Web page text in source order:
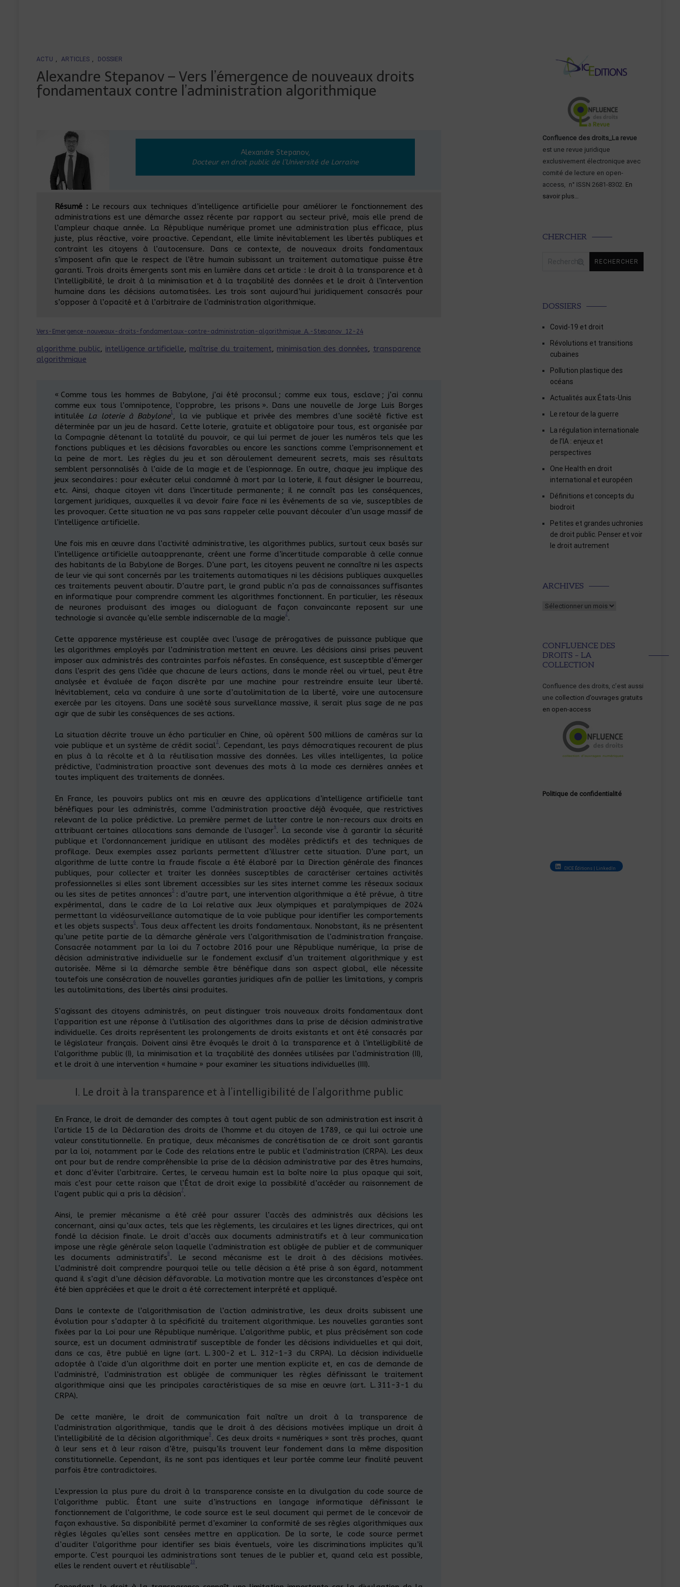
ACTU ARTICLES DOSSIER
Alexandre Stepanov – Vers l’émergence de nouveaux droits
fondamentaux contre l’administration algorithmique
Alexandre Stepanov,
Docteur en droit public de l’Université de Lorraine
Résumé :Le recours aux techniques d’intelligence artificielle pour améliorer le fonctionnement des
administrations est une démarche assez récente par rapport au secteur privé, mais elle prend de
l’ampleur chaque année. La République numérique promet une administration plus efficace, plus
juste, plus réactive, voire proactive. Cependant, elle limite inévitablement les libertés publiques et
contraint les citoyens à l’autocensure. Dans ce contexte, de nouveaux droits fondamentaux
s’imposent afin que le respect de l’être humain subissant un traitement automatique puisse être
garanti. Trois droits émergents sont mis en lumière dans cet article : le droit à la transparence et à
l’intelligibilité, le droit à la minimisation et à la traçabilité des données et le droit à l’intervention
humaine dans les décisions automatisées. Les trois sont aujourd’hui juridiquement consacrés pour
s’opposer à l’opacité et à l’arbitraire de l’administration algorithmique.
Vers-Emergence-nouveaux-droits-fondamentaux-contre-administration-algorithmique_A.-Stepanov_12-24
algorithme public, intelligence artificielle, maîtrise du traitement, minimisation des données, transparence
algorithmique
« Comme tous les hommes de Babylone, j’ai été proconsul ; comme eux tous, esclave ; j’ai connu
comme eux tous l’omnipotence, l’opprobre, les prisons ». Dans une nouvelle de Jorge Luis Borges
intitulée La loterie à Babylone1 , la vie publique et privée des membres d’une société fictive est
déterminée par un jeu de hasard. Cette loterie, gratuite et obligatoire pour tous, est organisée par
la Compagnie détenant la totalité du pouvoir, ce qui lui permet de jouer les numéros tels que les
fonctions publiques et les décisions favorables ou encore les sanctions comme l’emprisonnement et
la peine de mort. Les règles du jeu et son déroulement demeurent secrets, mais ses résultats
semblent personnalisés à l’aide de la magie et de l’espionnage. En outre, chaque jeu implique des
jeux secondaires : pour exécuter celui condamné à mort par la loterie, il faut désigner le bourreau,
etc. Ainsi, chaque citoyen vit dans l’incertitude permanente ; il ne connaît pas les conséquences,
largement juridiques, auxquelles il va devoir faire face ni les événements de sa vie, susceptibles de
les provoquer. Cette situation ne va pas sans rappeler celle pouvant découler d’un usage massif de
l’intelligence artificielle.
Une fois mis en œuvre dans l’activité administrative, les algorithmes publics, surtout ceux basés sur
l’intelligence artificielle autoapprenante, créent une forme d’incertitude comparable à celle connue
des habitants de la Babylone de Borges. D’une part, les citoyens peuvent ne connaître ni les aspects
de leur vie qui sont concernés par les traitements automatiques ni les décisions publiques auxquelles
ces traitements peuvent aboutir. D’autre part, le grand public n’a pas de connaissances suffisantes
en informatique pour comprendre comment les algorithmes fonctionnent. En particulier, les réseaux
de neurones produisant des images ou dialoguant de façon convaincante reposent sur une
technologie si avancée qu’elle semble indiscernable de la magie 2.
Cette apparence mystérieuse est couplée avec l’usage de prérogatives de puissance publique que
les algorithmes employés par l’administration mettent en œuvre. Les décisions ainsi prises peuvent
imposer aux administrés des contraintes parfois néfastes. En conséquence, est susceptible d’émerger
dans l’esprit des gens l’idée que chacune de leurs actions, dans le monde réel ou virtuel, peut être
analysée et évaluée de façon discrète par une machine pour restreindre ensuite leur liberté.
Inévitablement, cela va conduire à une sorte d’autolimitation de la liberté, voire une autocensure
exercée par les citoyens. Dans une société sous surveillance massive, il serait plus sage de ne pas
agir que de subir les conséquences de ses actions.
La situation décrite trouve un écho particulier en Chine, où opèrent 500 millions de caméras sur la
voie publique et un système de crédit social3 . Cependant, les pays démocratiques recourent de plus
en plus à la récolte et à la réutilisation massive des données. Les villes intelligentes, la police
prédictive, l’administration proactive sont devenues des mots à la mode ces dernières années et
toutes impliquent des traitements de données.
En France, les pouvoirs publics ont mis en œuvre des applications d’intelligence artificielle tant
bénéfiques pour les administrés, comme l’administration proactive déjà évoquée, que restrictives
relevant de la police prédictive. La première permet de lutter contre le non-recours aux droits en
attribuant certaines allocations sans demande de l’usager4 . La seconde vise à garantir la sécurité
publique et l’ordonnancement juridique en utilisant des modèles prédictifs et des techniques de
profilage. Deux exemples assez parlants permettent d’illustrer cette situation. D’une part, un
algorithme de lutte contre la fraude fiscale a été élaboré par la Direction générale des finances
publiques, pour collecter et traiter les données susceptibles de caractériser certaines activités
professionnelles si elles sont librement accessibles sur les sites internet comme les réseaux sociaux
ou les sites de petites annonces 5: d’autre part, une intervention algorithmique a été prévue, à titre
expérimental, dans le cadre de la Loi relative aux Jeux olympiques et paralympiques de 2024
permettant la vidéosurveillance automatique de la voie publique pour identifier les comportements
et les objets suspects6. Tous deux affectent les droits fondamentaux. Nonobstant, ils ne présentent
qu’une petite partie de la démarche générale vers l’algorithmisation de l’administration française.
Consacrée notamment par la loi du 7 octobre 2016 pour une République numérique, la prise de
décision administrative individuelle sur le fondement exclusif d’un traitement algorithmique y est
autorisée. Même si la démarche semble être bénéfique dans son aspect global, elle nécessite
toutefois une consécration de nouvelles garanties juridiques afin de pallier les limitations, y compris
les autolimitations, des libertés ainsi produites.
S’agissant des citoyens administrés, on peut distinguer trois nouveaux droits fondamentaux dont
l’apparition est une réponse à l’utilisation des algorithmes dans la prise de décision administrative
individuelle. Ces droits représentent les prolongements de droits existants et ont été consacrés par
le législateur français. Doivent ainsi être évoqués le droit à la transparence et à l’intelligibilité de
l’algorithme public (I), la minimisation et la traçabilité des données utilisées par l’administration (II),
et le droit à une intervention « humaine » pour examiner les situations individuelles (III).
I. Le droit à la transparence et à l’intelligibilité de l’algorithme public
En France, le droit de demander des comptes à tout agent public de son administration est inscrit à
l’article 15 de la Déclaration des droits de l’homme et du citoyen de 1789, ce qui lui octroie une
valeur constitutionnelle. En pratique, deux mécanismes de concrétisation de ce droit sont garantis
par la loi, notamment par le Code des relations entre le public et l’administration (CRPA). Les deux
ont pour but de rendre compréhensible la prise de la décision administrative par des êtres humains,
et donc d’éviter l’arbitraire. Certes, le cerveau humain est la boîte noire la plus opaque qui soit,
mais c’est pour cette raison que l’État de droit exige la possibilité d’accéder au raisonnement de
l’agent public qui a pris la décision 7.
Ainsi, le premier mécanisme a été créé pour assurer l’accès des administrés aux décisions les
concernant, ainsi qu’aux actes, tels que les règlements, les circulaires et les lignes directrices, qui ont
fondé la décision finale. Le droit d’accès aux documents administratifs et à leur communication
impose une règle générale selon laquelle l’administration est obligée de publier et de communiquer
les documents administratifs8. Le second mécanisme est le droit à des décisions motivées.
L’administré doit comprendre pourquoi telle ou telle décision a été prise à son égard, notamment
quand il s’agit d’une décision défavorable. La motivation montre que les circonstances d’espèce ont
été bien appréciées et que le droit a été correctement interprété et appliqué.
Dans le contexte de l’algorithmisation de l’action administrative, les deux droits subissent une
évolution pour s’adapter à la spécificité du traitement algorithmique. Les nouvelles garanties sont
fixées par la Loi pour une République numérique. L’algorithme public, et plus précisément son code
source, est un document administratif susceptible de fonder les décisions individuelles et qui doit,
dans ce cas, être publié en ligne (art. L. 300-2 et L. 312-1-3 du CRPA). La décision individuelle
adoptée à l’aide d’un algorithme doit en porter une mention explicite et, en cas de demande de
l’administré, l’administration est obligée de communiquer les règles définissant le traitement
algorithmique ainsi que les principales caractéristiques de sa mise en œuvre (art. L. 311-3-1 du
CRPA).
De cette manière, le droit de communication fait naître un droit à la transparence de
l’administration algorithmique, tandis que le droit à des décisions motivées implique un droit à
l’intelligibilité de la décision algorithmique9. Ces deux droits « numériques » sont très proches, quant
à leur sens et à leur raison d’être, puisqu’ils trouvent leur fondement dans la même disposition
constitutionnelle. Cependant, ils ne sont pas identiques et leur portée comme leur finalité peuvent
parfois être contradictoires.
L’expression la plus pure du droit à la transparence consiste en la divulgation du code source de
l’algorithme public. Étant une suite d’instructions en langage informatique définissant le
fonctionnement de l’algorithme, le code source est le seul document qui permet de le concevoir de
façon exhaustive. Sa disponibilité permet d’examiner la conformité de ses règles algorithmiques aux
règles légales qu’elles sont censées mettre en application. De la sorte, le code source permet
d’auditer l’algorithme pour identifier ses biais éventuels, voire les discriminations implicites qu’il
emporte. C’est pourquoi les administrations sont tenues de le publier et, quand cela est possible,
elles le rendent ouvert et réutilisable 10.
Confluence des droits_La revue
est une revue juridique
exclusivement électronique avec
comité de lecture en open-
access, n° ISSN 2681-8302. En
savoir plus…
CHERCHER
DOSSIERS
Covid-19 et droit
Révolutions et transitions
cubaines
Pollution plastique des
océans
Actualités aux États-Unis
Le retour de la guerre
La régulation internationale
de l’IA : enjeux et
perspectives
One Health en droit
international et européen
Définitions et concepts du
biodroit
Petites et grandes uchronies
de droit public. Penser et voir
le droit autrement
ARCHIVES Archives
CONFLUENCE DES
DROITS – LA
COLLECTION
Confluence des droits, c’est aussi
une collection d’ouvrages gratuits
en open-access
Politique de confidentialité
DICE Éditions | LinkedIn